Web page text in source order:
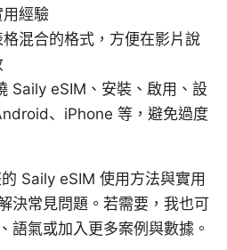
經驗
混合的格式，方便在影片說
Saily eSIM、安裝、啟用、設
、iPhone 等，避免過度
Saily eSIM 使用方法與實用
決常見問題。若需要，我也可
語氣或加入更多案例與數據。